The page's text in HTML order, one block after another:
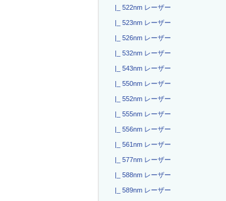
|_ 522nm レーザー
|_ 523nm レーザー
|_ 526nm レーザー
|_ 532nm レーザー
|_ 543nm レーザー
|_ 550nm レーザー
|_ 552nm レーザー
|_ 555nm レーザー
|_ 556nm レーザー
|_ 561nm レーザー
|_ 577nm レーザー
|_ 588nm レーザー
|_ 589nm レーザー